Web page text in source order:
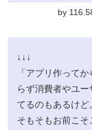
by
↓↓↓
「アプリ作って
らず消費者やユ
てるのもあるけど
そもそもお前こそ